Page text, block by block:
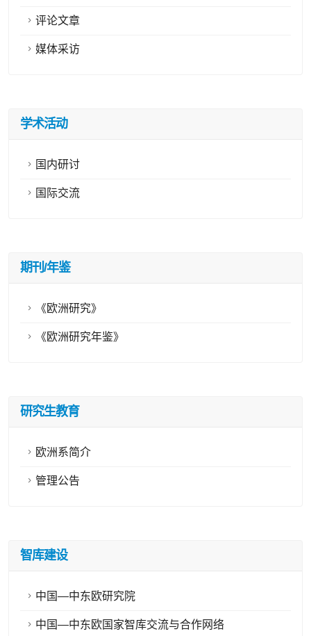
评论文章
媒体采访
学术活动
国内研讨
国际交流
期刊/年鉴
《欧洲研究》
《欧洲研究年鉴》
研究生教育
欧洲系简介
管理公告
智库建设
中国—中东欧研究院
中国—中东欧国家智库交流与合作网络